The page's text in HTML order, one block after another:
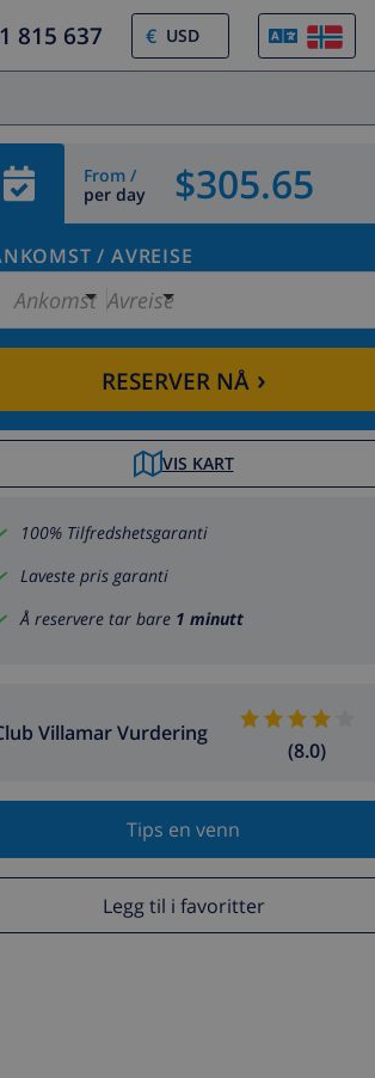
815 637 €
From /
per day
$305.65
/ AVREISE
Ankomst Avreise
RESERVER NÅ›
VIS KART
100% Tilfredshetsgaranti
Laveste pris garanti
Å reservere tar bare 1 minutt
Villamar Vurdering
(8.0)
Tips en venn
Legg til i favoritter